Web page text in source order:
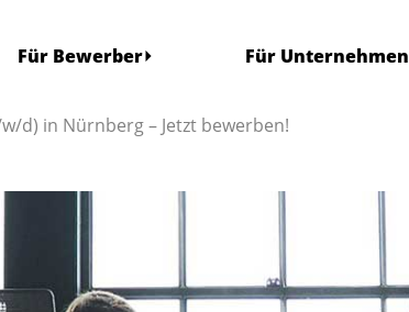
Für Bewerber Für Unternehmen
d) in Nürnberg – Jetzt bewerben!